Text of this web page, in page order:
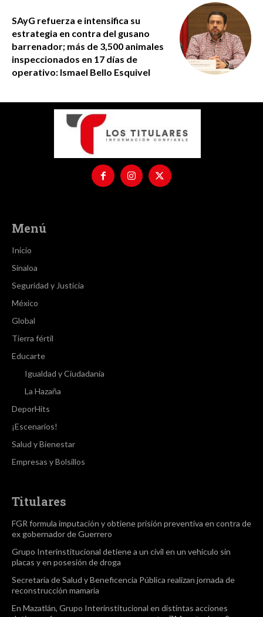
SAyG refuerza e intensifica su
estrategia en contra del gusano
barrenador; más de 3,500 animales
inspeccionados en 17 días de
operativo: Ismael Bello Esquivel
Menú
Inicio
Sinaloa
Seguridad y Justicia
México
Global
Tierra fértil
Educarte
Igualdad y Ciudadanía
La Hazaña
DeporHits
¡Escenarios!
Salud y Bienestar
Empresas y Bolsillos
Titulares
FGR formula imputación y obtiene prisión preventiva en contra de
ex gobernador de Guerrero
Grupo Interinstitucional detiene a un civil en un vehículo sin
placas y en posesión de droga
Secretaría de Salud y Beneficencia Pública realizan jornada de
reconstrucción mamaria
En Mazatlán, Grupo Interinstitucional en distintas acciones